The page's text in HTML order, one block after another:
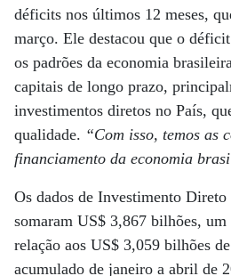
déficits nos últimos 12 meses,
março. Ele destacou que o
os padrões da economia
capitais de longo prazo,
investimentos diretos no País,
qualidade. “Com isso, temos as
financiamento da economia
Os dados de Investimento
somaram US$ 3,867 bilhões,
relação aos US$ 3,059 bilhões
acumulado de janeiro a abril de